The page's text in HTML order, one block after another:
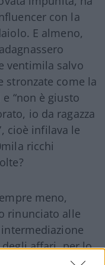
con la
E almeno,
ventimila salvo
stronzate come la
“non è giusto
io da ragazza
cioè infilava le
ricchi
meno,
rinunciato alle
affari, per lo